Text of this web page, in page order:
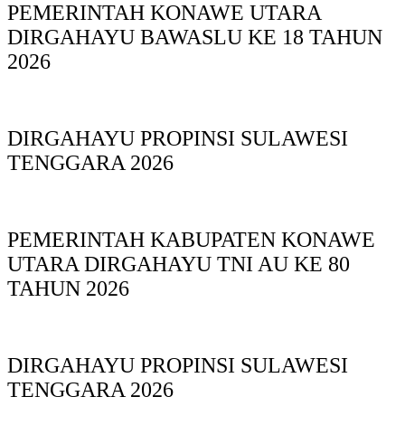
PEMERINTAH KONAWE UTARA
DIRGAHAYU BAWASLU KE 18 TAHUN
2026
DIRGAHAYU PROPINSI SULAWESI
TENGGARA 2026
PEMERINTAH KABUPATEN KONAWE
UTARA DIRGAHAYU TNI AU KE 80
TAHUN 2026
DIRGAHAYU PROPINSI SULAWESI
TENGGARA 2026